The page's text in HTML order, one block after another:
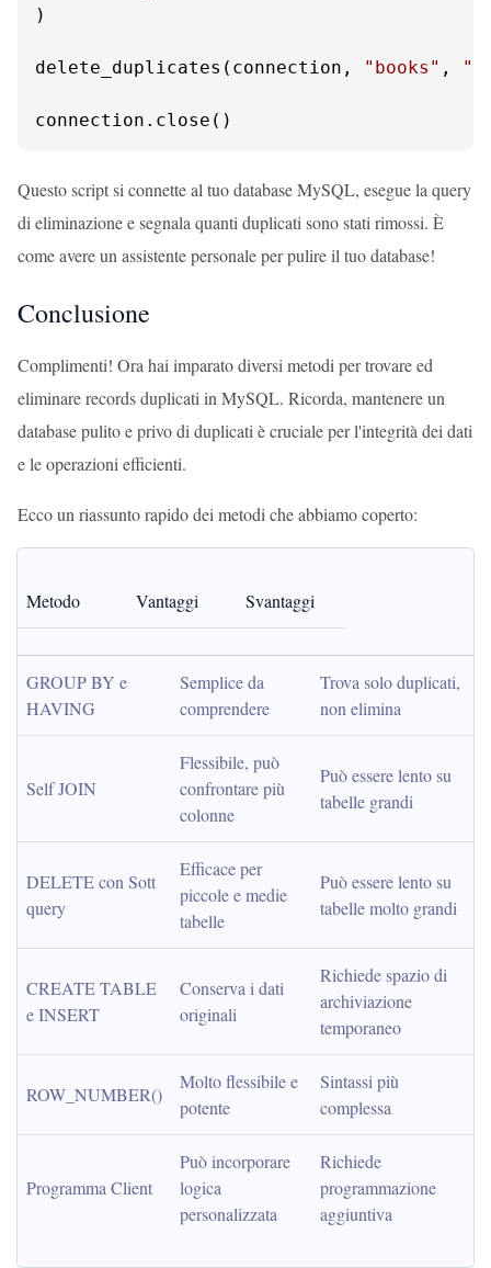
)
delete_duplicates(connection, "books" ,
connection.close()
Questo script si connette al tuo database MySQL, esegue la query
di eliminazione e segnala quanti duplicati sono stati rimossi. È
come avere un assistente personale per pulire il tuo database!
Conclusione
Complimenti! Ora hai imparato diversi metodi per trovare ed
eliminare records duplicati in MySQL. Ricorda, mantenere un
database pulito e privo di duplicati è cruciale per l'integrità dei dati
e le operazioni efficienti.
Ecco un riassunto rapido dei metodi che abbiamo coperto:
Metodo Vantaggi Svantaggi
GROUP BY e
HAVING
Semplice da
comprendere
Trova solo duplicati,
non elimina
Self JOIN
Flessibile, può
confrontare più
colonne
Può essere lento su
tabelle grandi
DELETE con Sott
query
Efficace per
piccole e medie
tabelle
Può essere lento su
tabelle molto grandi
CREATE TABLE
e INSERT
Conserva i dati
originali
Richiede spazio di
archiviazione
temporaneo
ROW_NUMBER()
Molto flessibile e
potente
Sintassi più
complessa
Programma Client
Può incorporare
logica
personalizzata
Richiede
programmazione
aggiuntiva